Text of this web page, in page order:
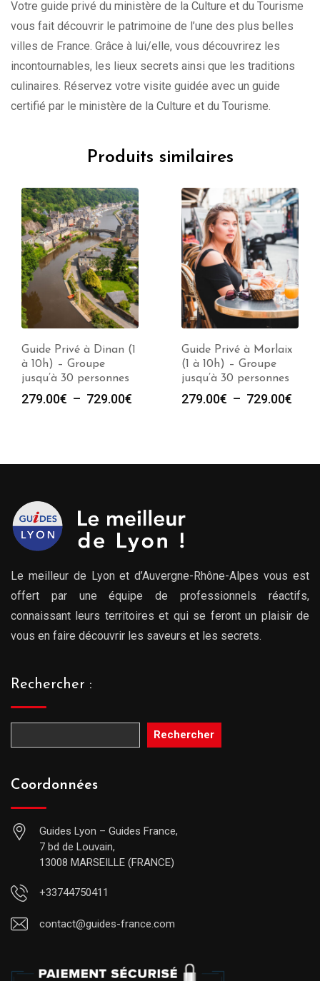
Votre guide privé du ministère de la Culture et du Tourisme
vous fait découvrir le patrimoine de l’une des plus belles
villes de France. Grâce à lui/elle, vous découvrirez les
incontournables, les lieux secrets ainsi que les traditions
culinaires. Réservez votre visite guidée avec un guide
certifié par le ministère de la Culture et du Tourisme.
Produits similaires
Guide Privé à Dinan (1
à 10h) – Groupe
jusqu’à 30 personnes
279.00€ – 729.00€
à
Guide Privé à Morlaix
(1 à 10h) – Groupe
jusqu’à 30 personnes
279.00€ – 729.00€
à
Le meilleur de Lyon et d’Auvergne-Rhône-Alpes vous est
offert par une équipe de professionnels réactifs,
connaissant leurs territoires et qui se feront un plaisir de
vous en faire découvrir les saveurs et les secrets.
Rechercher :
Rechercher
Coordonnées
Guides Lyon – Guides France,
7 bd de Louvain,
13008 MARSEILLE (FRANCE)
+33744750411
contact@guides-france.com